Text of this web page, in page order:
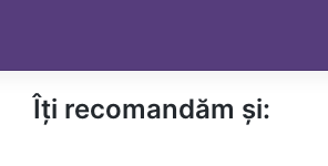
Îți recomandăm și: